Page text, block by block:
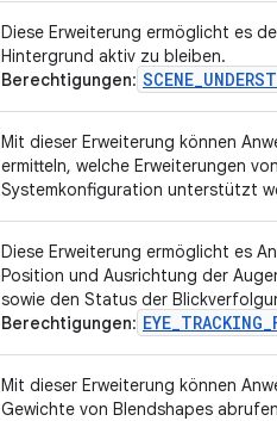
Diese Erweiterung ermöglicht es
Hintergrund aktiv zu bleiben.
Berechtigungen:
Mit dieser Erweiterung können
ermitteln, welche Erweiterungen
Systemkonfiguration unterstützt
Diese Erweiterung ermöglicht es
Position und Ausrichtung der
sowie den Status der
Berechtigungen:
Mit dieser Erweiterung können
Gewichte von Blendshapes